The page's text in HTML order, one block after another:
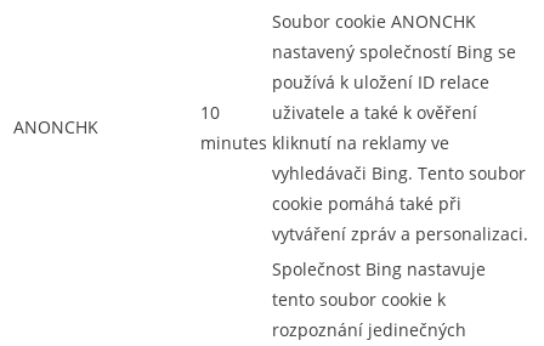
ANONCHK
10
minutes
Soubor cookie ANONCHK
nastavený společností Bing se
používá k uložení ID relace
uživatele a také k ověření
kliknutí na reklamy ve
vyhledávači Bing. Tento soubor
cookie pomáhá také při
vytváření zpráv a personalizaci.
Společnost Bing nastavuje
tento soubor cookie k
rozpoznání jedinečných